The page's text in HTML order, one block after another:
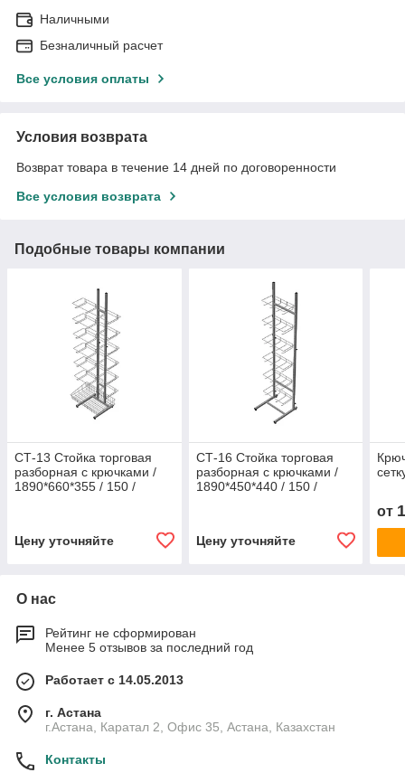
Наличными
Безналичный расчет
Все условия оплаты
Условия возврата
Возврат товара в течение 14 дней по договоренности
Все условия возврата
Подобные товары компании
СТ-13 Стойка торговая
разборная с крючками /
1890*660*355 / 150 /
Цену уточняйте
СТ-16 Стойка торговая
разборная с крючками /
1890*450*440 / 150 /
Цену уточняйте
от
О нас
Рейтинг не сформирован
Менее 5 отзывов за последний год
Работает с 14.05.2013
г. Астана
г.Астана, Каратал 2, Офис 35, Астана, Казахстан
Контакты